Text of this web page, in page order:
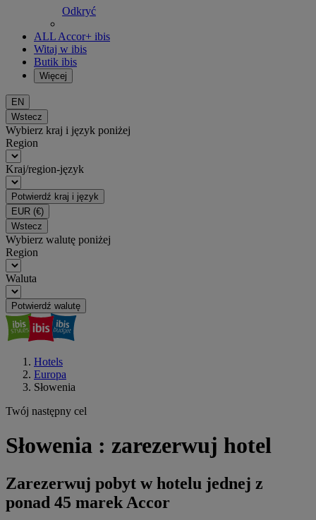
Odkryć
ALL Accor+ ibis
Witaj w ibis
Butik ibis
Więcej
EN
Wstecz
Wybierz kraj i język poniżej
Region
Kraj/region-język
Potwierdź kraj i język
EUR (€)
Wstecz
Wybierz walutę poniżej
Region
Waluta
Potwierdź walutę
Hotels
Europa
Słowenia
Twój następny cel
Słowenia : zarezerwuj hotel
Zarezerwuj pobyt w hotelu jednej z
ponad 45 marek Accor